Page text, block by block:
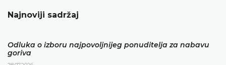
Najnoviji sadržaj
Odluka o izboru najpovoljnijeg ponuditelja za nabavu
goriva